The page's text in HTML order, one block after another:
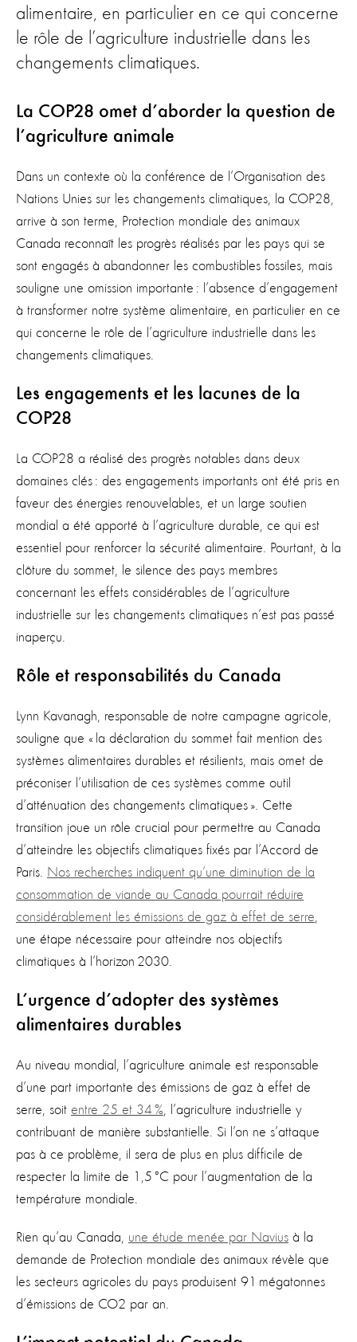
alimentaire, en particulier en ce qui concerne
le rôle de l’agriculture industrielle dans les
changements climatiques.
La COP28 omet d’aborder la question de
l’agriculture animale
Dans un contexte où la conférence de l’Organisation des
Nations Unies sur les changements climatiques, la COP28,
arrive à son terme, Protection mondiale des animaux
Canada reconnaît les progrès réalisés par les pays qui se
sont engagés à abandonner les combustibles fossiles, mais
souligne une omission importante : l’absence d’engagement
à transformer notre système alimentaire, en particulier en ce
qui concerne le rôle de l’agriculture industrielle dans les
changements climatiques.
Les engagements et les lacunes de la
COP28
La COP28 a réalisé des progrès notables dans deux
domaines clés : des engagements importants ont été pris en
faveur des énergies renouvelables, et un large soutien
mondial a été apporté à l’agriculture durable, ce qui est
essentiel pour renforcer la sécurité alimentaire. Pourtant, à la
clôture du sommet, le silence des pays membres
concernant les effets considérables de l’agriculture
industrielle sur les changements climatiques n’est pas passé
inaperçu.
Rôle et responsabilités du Canada
Lynn Kavanagh, responsable de notre campagne agricole,
souligne que « la déclaration du sommet fait mention des
systèmes alimentaires durables et résilients, mais omet de
préconiser l’utilisation de ces systèmes comme outil
d’atténuation des changements climatiques ». Cette
transition joue un rôle crucial pour permettre au Canada
d’atteindre les objectifs climatiques fixés par l’Accord de
Paris.
Nos recherches indiquent qu’une diminution de la
consommation de viande au Canada pourrait réduire
considérablement les émissions de gaz à effet de serre
une étape nécessaire pour atteindre nos objectifs
climatiques à l’horizon 2030.
L’urgence d’adopter des systèmes
alimentaires durables
Au niveau mondial, l’agriculture animale est responsable
d’une part importante des émissions de gaz à effet de
serre, soit entre 25 et 34 % , l’agriculture industrielle y
contribuant de manière substantielle. Si l’on ne s’attaque
pas à ce problème, il sera de plus en plus difficile de
respecter la limite de 1,5 °C pour l’augmentation de la
température mondiale.
Rien qu’au Canada, une étude menée par Navius à la
demande de Protection mondiale des animaux révèle que
les secteurs agricoles du pays produisent 91 mégatonnes
d’émissions de CO2 par an.